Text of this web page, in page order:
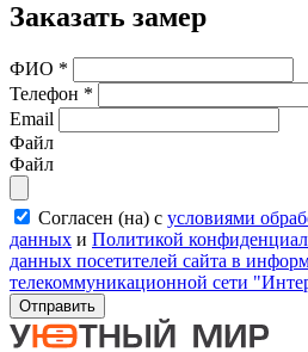
Заказать замер
ФИО *
Телефон *
Email
Файл
Файл
Согласен (на) с условиями
данных и Политикой
данных посетителей сайта в
телекоммуникационной сети
Отправить